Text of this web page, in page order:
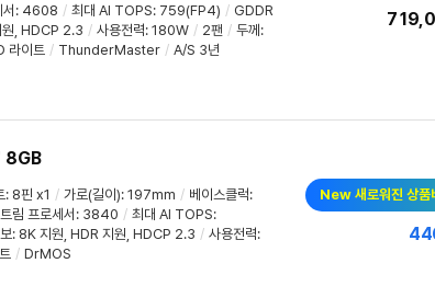
: 4608 / 최대 AI TOPS: 759(FP4) / GDDR
HDCP 2.3 / 사용전력: 180W / 2팬 / 두께 :
라이트 / ThunderMaster / A/S 3년
8GB
: 8핀 x1 / 가로(길이): 197mm / 베이스클럭:
림 프로세서 : 3840 / 최대 AI TOPS:
: 8K 지원 HDR 지원 HDCP 2.3 / 사용전력:
/ DrMOS
New 새로워진 상품